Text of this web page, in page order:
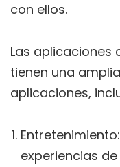
con ellos.
Las aplicaciones
tienen una
aplicaciones,
experiencias